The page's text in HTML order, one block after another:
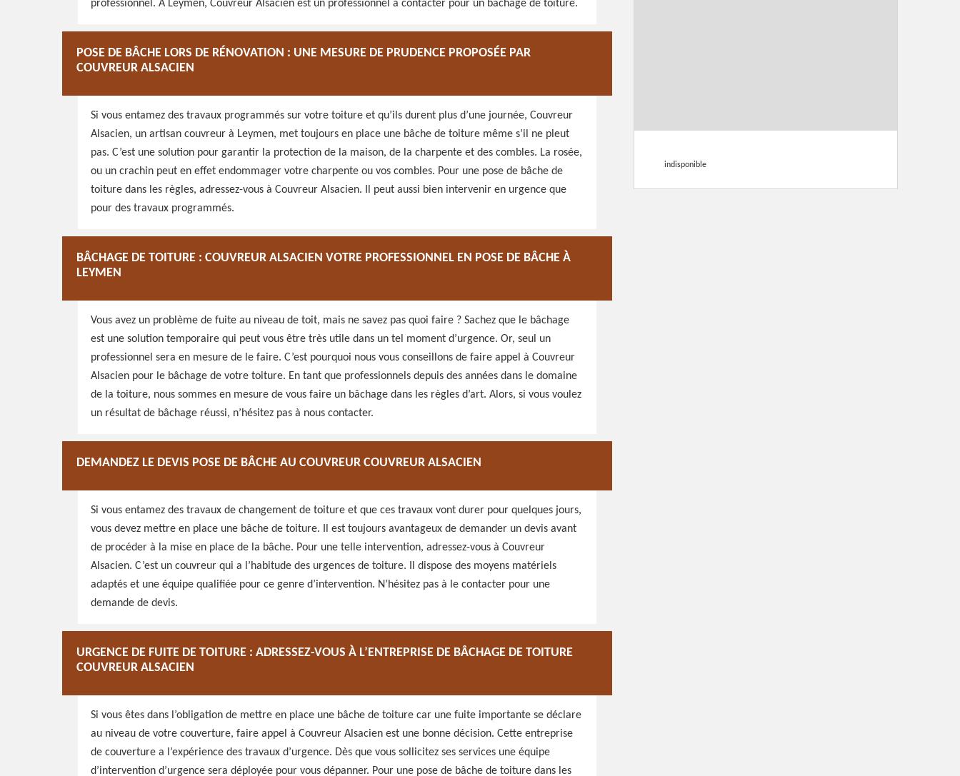
professionnel. A Leymen, Couvreur Alsacien est un professionnel à contacter pour un bâchage de toiture.
POSE DE BÂCHE LORS DE RÉNOVATION : UNE MESURE DE PRUDENCE PROPOSÉE PAR
COUVREUR ALSACIEN
Si vous entamez des travaux programmés sur votre toiture et qu’ils durent plus d’une journée, Couvreur
Alsacien, un artisan couvreur à Leymen, met toujours en place une bâche de toiture même s’il ne pleut
pas. C’est une solution pour garantir la protection de la maison, de la charpente et des combles. La rosée,
ou un crachin peut en effet endommager votre charpente ou vos combles. Pour une pose de bâche de
toiture dans les règles, adressez-vous à Couvreur Alsacien. Il peut aussi bien intervenir en urgence que
pour des travaux programmés.
BÂCHAGE DE TOITURE : COUVREUR ALSACIEN VOTRE PROFESSIONNEL EN POSE DE BÂCHE À
LEYMEN
Vous avez un problème de fuite au niveau de toit, mais ne savez pas quoi faire ? Sachez que le bâchage
est une solution temporaire qui peut vous être très utile dans un tel moment d’urgence. Or, seul un
professionnel sera en mesure de le faire. C’est pourquoi nous vous conseillons de faire appel à Couvreur
Alsacien pour le bâchage de votre toiture. En tant que professionnels depuis des années dans le domaine
de la toiture, nous sommes en mesure de vous faire un bâchage dans les règles d’art. Alors, si vous voulez
un résultat de bâchage réussi, n’hésitez pas à nous contacter.
DEMANDEZ LE DEVIS POSE DE BÂCHE AU COUVREUR COUVREUR ALSACIEN
Si vous entamez des travaux de changement de toiture et que ces travaux vont durer pour quelques jours,
vous devez mettre en place une bâche de toiture. Il est toujours avantageux de demander un devis avant
de procéder à la mise en place de la bâche. Pour une telle intervention, adressez-vous à Couvreur
Alsacien. C’est un couvreur qui a l’habitude des urgences de toiture. Il dispose des moyens matériels
adaptés et une équipe qualifiée pour ce genre d’intervention. N’hésitez pas à le contacter pour une
demande de devis.
URGENCE DE FUITE DE TOITURE : ADRESSEZ-VOUS À L’ENTREPRISE DE BÂCHAGE DE TOITURE
COUVREUR ALSACIEN
Si vous êtes dans l’obligation de mettre en place une bâche de toiture car une fuite importante se déclare
au niveau de votre couverture, faire appel à Couvreur Alsacien est une bonne décision. Cette entreprise
de couverture a l’expérience des travaux d’urgence. Dès que vous sollicitez ses services une équipe
d’intervention d’urgence sera déployée pour vous dépanner. Pour une pose de bâche de toiture dans les
indisponible